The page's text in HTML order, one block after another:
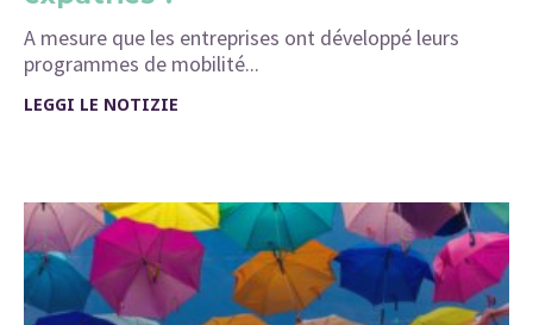
A mesure que les entreprises ont développé leurs
programmes de mobilité...
LEGGI LE NOTIZIE